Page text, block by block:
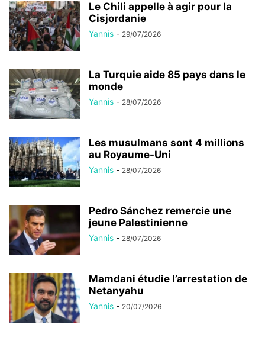
Le Chili appelle à agir pour la
Cisjordanie
Yannis - 29/07/2026
La Turquie aide 85 pays dans le
monde
Yannis - 28/07/2026
Les musulmans sont 4 millions
au Royaume-Uni
Yannis - 28/07/2026
Pedro Sánchez remercie une
jeune Palestinienne
Yannis - 28/07/2026
Mamdani étudie l’arrestation de
Netanyahu
Yannis - 20/07/2026